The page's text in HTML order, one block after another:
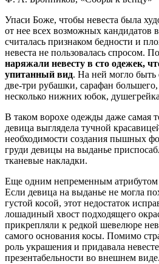
Упаси Боже, чтобы невеста была
от нее всех возможных кандидатов
считалась признаком бедности и
невеста не пользовалась спросом.
наряжали невесту в сто одежек,
упитанный вид. На ней могло быть
две-три рубашки, сарафан большего,
несколько нижних юбок,
В таком ворохе одежды даже самая
девица выглядела тучной
необходимости создания пышных
груди девицы на выданье
тканевые накладки.
Еще одним непременным атрибутом
Если девица на выданье не могла
густой косой, этот недостаток
лошадиный хвост подходящего
прикрепляли к редкой шевелюре
самого основания косы. Помимо
роль украшения и придавала
презентабельности во внешнем виде.